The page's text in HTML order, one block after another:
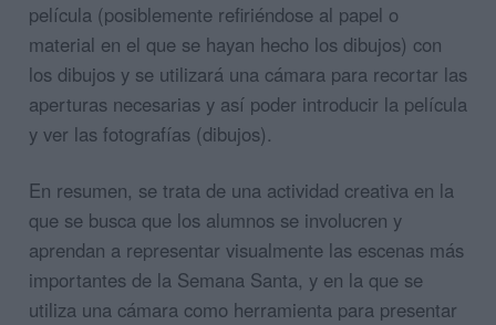
película (posiblemente refiriéndose al papel o
material en el que se hayan hecho los dibujos) con
los dibujos y se utilizará una cámara para recortar las
aperturas necesarias y así poder introducir la película
y ver las fotografías (dibujos).
En resumen, se trata de una actividad creativa en la
que se busca que los alumnos se involucren y
aprendan a representar visualmente las escenas más
importantes de la Semana Santa, y en la que se
utiliza una cámara como herramienta para presentar